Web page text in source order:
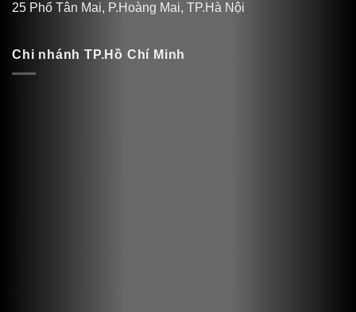
25 Phố Tân Mai, P.Hoàng Mai, TP.Hà Nội
Chi nhánh TP.Hồ Chí Minh